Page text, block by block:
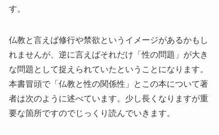
ドストエフスキーゆかりの地を巡る旅
秋に記す夏の印象～パリ・ジョージアの旅
ドストエフスキー、妻と歩んだ運命の旅～狂気と愛
す。
仏教と言えば修行や禁欲というイメージがあるかもし
れませんが、逆に言えばそれだけ「性の問題」が大き
な問題として捉えられていたということになります。
本書冒頭で「仏教と性の関係性」とこの本について著
者は次のように述べています。少し長くなりますが重
要な箇所ですのでじっくり読んでいきます。